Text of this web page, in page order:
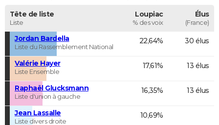
Tête de liste
Liste
Loupiac
% des voix
Élus
(France)
Jordan Bardella
Liste du Rassemblement National
22,64% 30 élus
Valérie Hayer
Liste Ensemble
17,61% 13 élus
Raphaël Glucksmann
Liste d'union à gauche
16,35% 13 élus
Jean Lassalle
Liste divers droite
10,69%